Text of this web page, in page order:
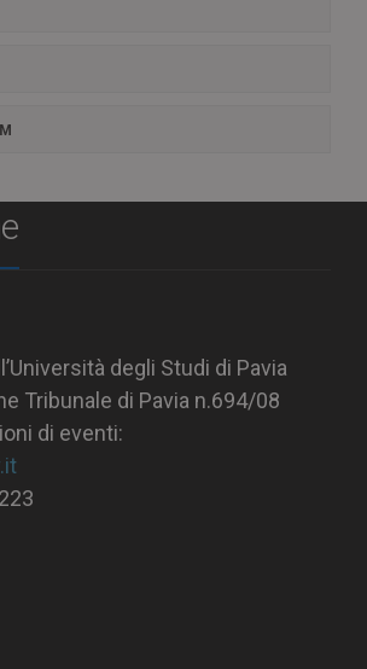
degli Studi di Pavia
Tribunale di Pavia n.694/08
di eventi: